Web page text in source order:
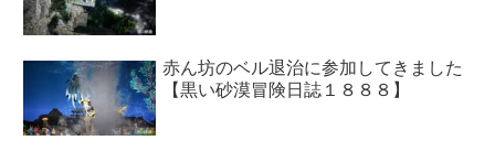
赤ん坊のベル退治に参加してきました
【黒い砂漠冒険日誌１８８８】